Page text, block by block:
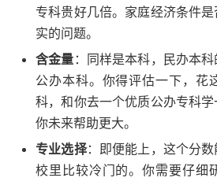
专科贵好几倍。家庭经济条件
实的问题。
含金量 ：同样是本科，民办本
公办本科。你得评估一下，花
科，和你去一个优质公办专科
你未来帮助更大。
专业选择：即便能上，这个分
校里比较冷门的。你需要仔细